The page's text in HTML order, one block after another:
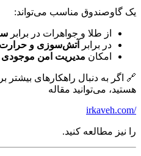
یک گاوصندوق مناسب می‌تواند:
از طلا و جواهرات در برابر
در برابر
آتش‌سوزی و حرارت
امکان مدیریت امن
🔗 اگر به دنبال راهکارهای
هستید، می‌توانید مقاله
/irkaveh.com
را نیز مطالعه کنید.